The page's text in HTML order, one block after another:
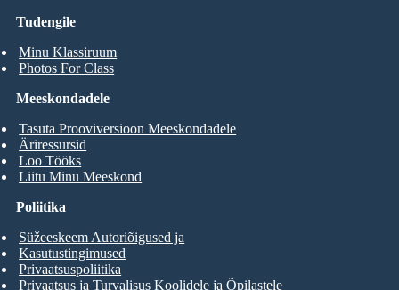
Tudengile
Minu Klassiruum
Photos For Class
Meeskondadele
Tasuta Prooviversioon Meeskondadele
Äriressursid
Loo Tööks
Liitu Minu Meeskond
Poliitika
Süžeeskeem Autoriõigused ja
Kasutustingimused
Privaatsuspoliitika
Privaatsus ja Turvalisus Koolidele ja Õpilastele